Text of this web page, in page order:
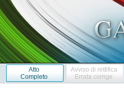
Atto
Completo
Avviso di rettifica
Errata corrige